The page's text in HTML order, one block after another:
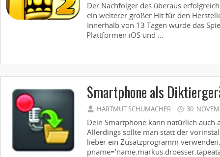
Der Nachfolger des überaus
ein weiterer großer Hit für den
Innerhalb von 13 Tagen wurde das
Plattformen iOS und ...
Smartphone als
HARTMUT SCHUMACHER 30.
Dein Smartphone kann natürlich auch
Allerdings sollte man statt der
lieber ein Zusatzprogramm